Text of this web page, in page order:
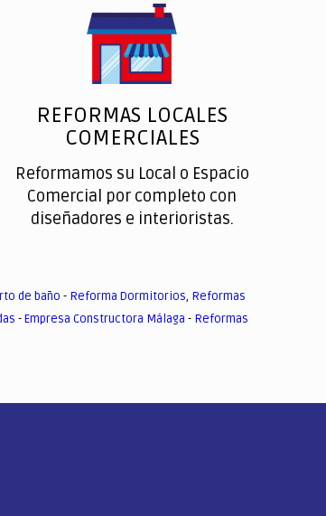
REFORMAS LOCALES
COMERCIALES
Reformamos su Local o Espacio
Comercial por completo con
diseñadores e interioristas.
de baño - Reforma Dormitorios, Reformas
-Empresa Constructora Málaga - Reformas